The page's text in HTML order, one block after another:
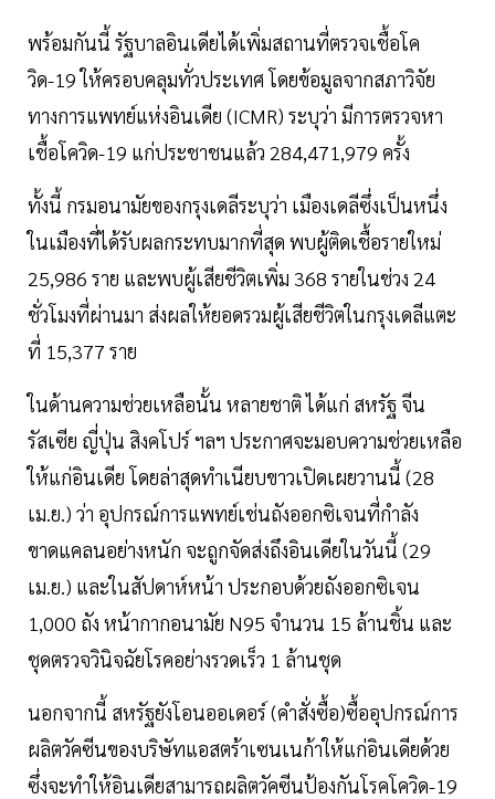
พร้อมกันนี้ รัฐบาลอินเดียได้เพิ่มสถานที่ตรวจเชื้อโค
วิด-19 ให้ครอบคลุมทั่วประเทศ โดยข้อมูลจากสภาวิจัย
ทางการแพทย์แห่งอินเดีย (ICMR) ระบุว่า มีการตรวจหา
เชื้อโควิด-19 แก่ประชาชนแล้ว 284,471,979 ครั้ง
ทั้งนี้ กรมอนามัยของกรุงเดลีระบุว่า เมืองเดลีซึ่งเป็นหนึ่ง
ในเมืองที่ได้รับผลกระทบมากที่สุด พบผู้ติดเชื้อรายใหม่
25,986 ราย และพบผู้เสียชีวิตเพิ่ม 368 รายในช่วง 24
ชั่วโมงที่ผ่านมา ส่งผลให้ยอดรวมผู้เสียชีวิตในกรุงเดลีแตะ
ที่ 15,377 ราย
ในด้านความช่วยเหลือนั้น หลายชาติ ได้แก่ สหรัฐ จีน
รัสเซีย ญี่ปุ่น สิงคโปร์ ฯลฯ ประกาศจะมอบความช่วยเหลือ
ให้แก่อินเดีย โดยล่าสุดทำเนียบขาวเปิดเผยวานนี้ (28
เม.ย.) ว่า อุปกรณ์การแพทย์เช่นถังออกซิเจนที่กำลัง
ขาดแคลนอย่างหนัก จะถูกจัดส่งถึงอินเดียในวันนี้ (29
เม.ย.) และในสัปดาห์หน้า ประกอบด้วยถังออกซิเจน
1,000 ถัง หน้ากากอนามัย N95 จำนวน 15 ล้านชิ้น และ
ชุดตรวจวินิจฉัยโรคอย่างรวดเร็ว 1 ล้านชุด
นอกจากนี้ สหรัฐยังโอนออเดอร์ (คำสั่งซื้อ)ซื้ออุปกรณ์การ
ผลิตวัคซีนของบริษัทแอสตร้าเซนเนก้าให้แก่อินเดียด้วย
ซึ่งจะทำให้อินเดียสามารถผลิตวัคซีนป้องกันโรคโควิด-19